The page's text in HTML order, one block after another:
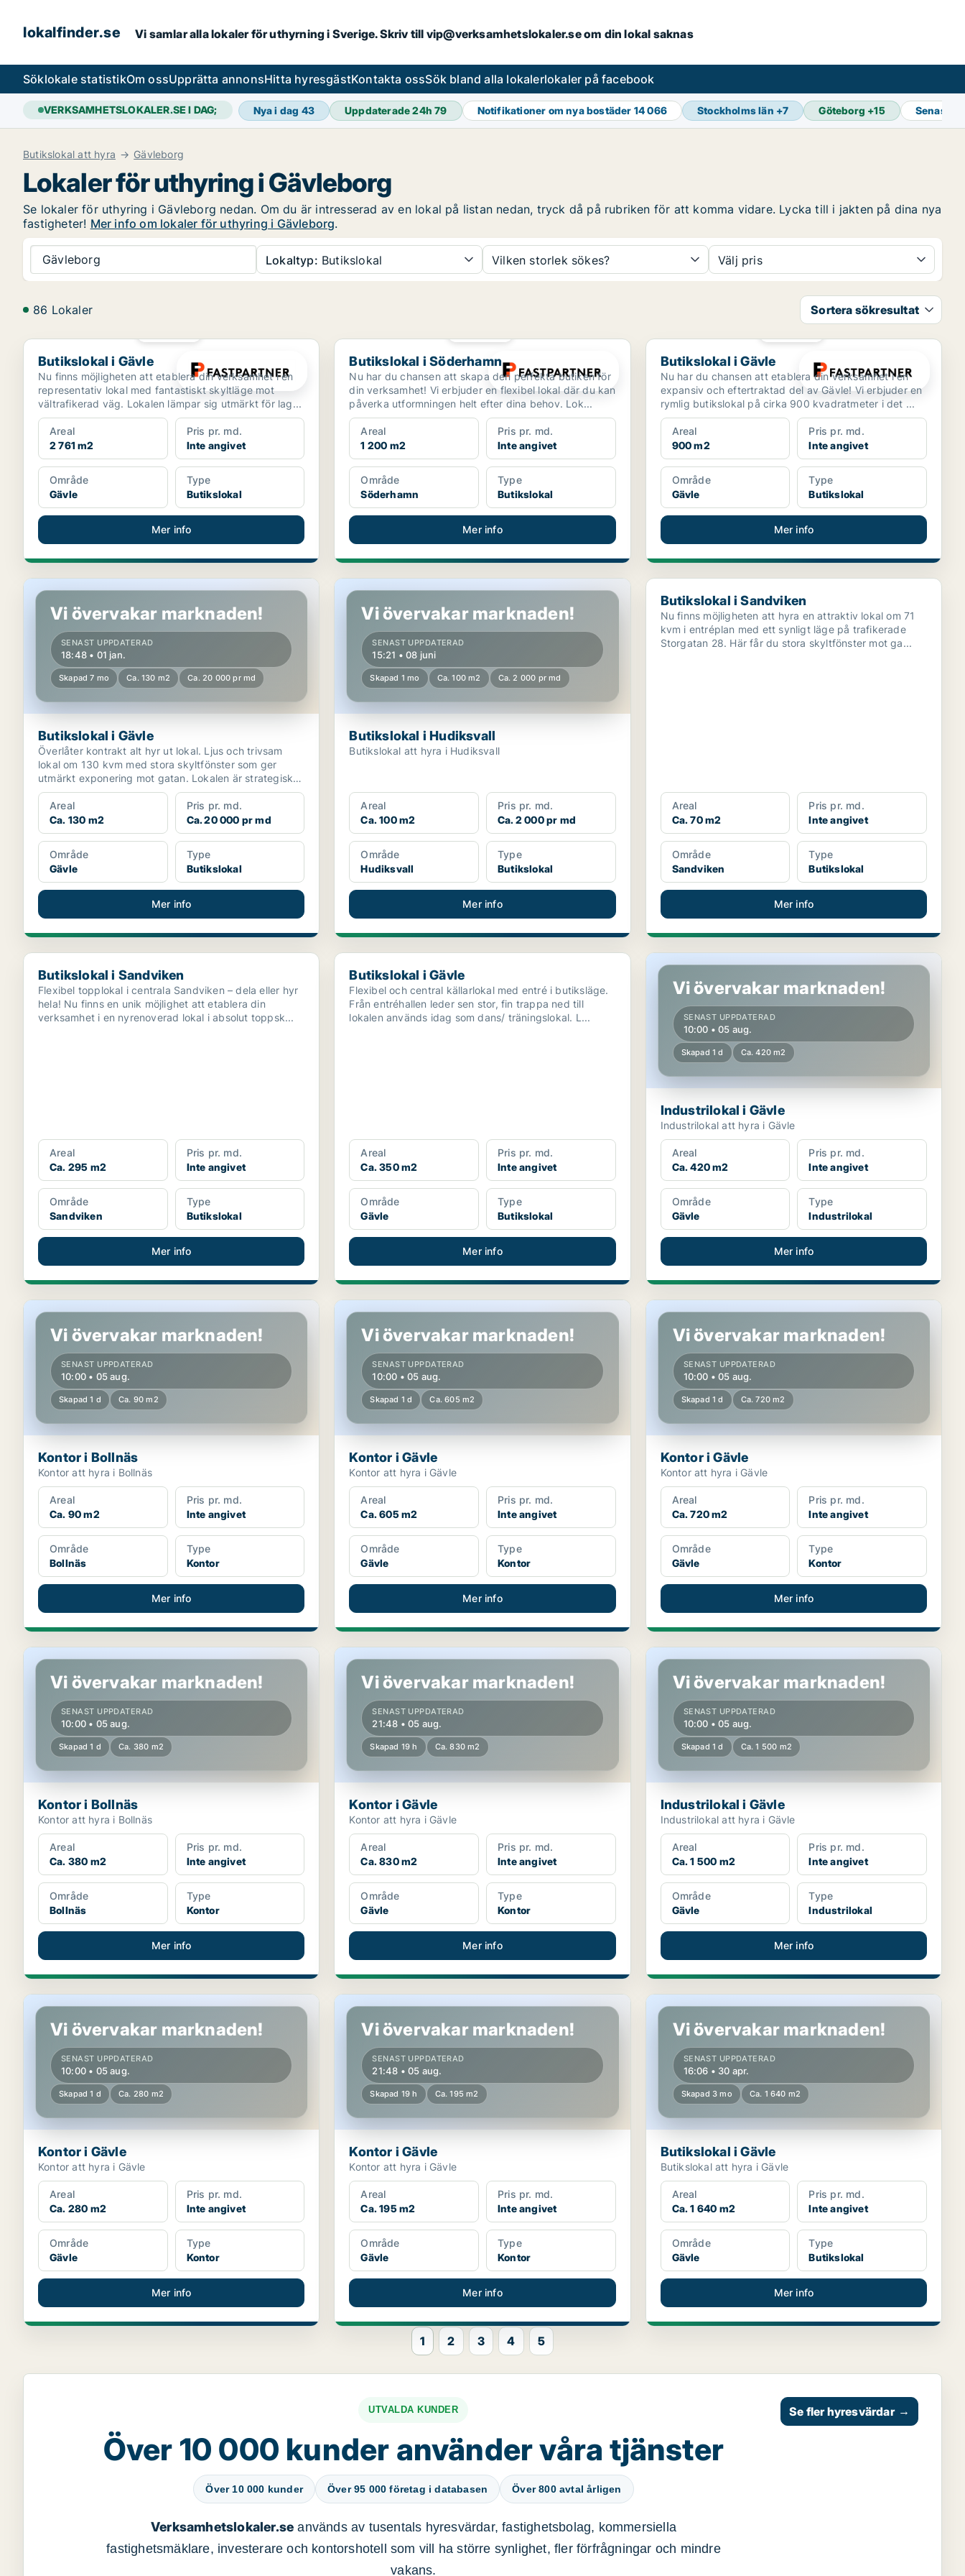
lokalfinder.se Vi samlar alla lokaler för uthyrning i Sverige. Skriv till vip@verksamhetslokaler.se om din lokal saknas
Söklokale statistikOm ossUpprätta annonsHitta hyresgästKontakta ossSök bland alla lokalerlokaler på facebook
VERKSAMHETSLOKALER.SE I DAG; Nya i dag 43 Uppdaterade 24h79 Notifikationer om nya bostäder 14 066 Stockholms län +7 Göteborg +15 Senaste
Butikslokal att hyra Gävleborg
Lokaler för uthyring i Gävleborg
Se lokaler för uthyring i Gävleborg nedan. Om du är intresserad av en lokal på listan nedan, tryck då på rubriken för att komma vidare. Lycka till i jakten på dina nya
fastigheter! Mer info om lokaler för uthyring i Gävleborg.
Gävleborg Lokaltyp: Butikslokal Vilken storlek sökes? Välj pris
86 Lokaler Sortera sökresultat
Butikslokal i Gävle
Butikslokal i Gävle
Nu finns möjligheten att etablera din verksamhet i en
representativ lokal med fantastiskt skyltläge mot
vältrafikerad väg. Lokalen lämpar sig utmärkt för lag...
Areal
2 761 m2
Pris pr. md.
Inte angivet
Område
Gävle
Type
Butikslokal
Mer info
Butikslokal i Söderhamn
Butikslokal i Söderhamn
Nu har du chansen att skapa den perfekta butiken för
din verksamhet! Vi erbjuder en flexibel lokal där du kan
påverka utformningen helt efter dina behov. Lok...
Areal
1 200 m2
Pris pr. md.
Inte angivet
Område
Söderhamn
Type
Butikslokal
Mer info
Butikslokal i Gävle
Butikslokal i Gävle
Nu har du chansen att etablera din verksamhet i en
expansiv och eftertraktad del av Gävle! Vi erbjuder en
rymlig butikslokal på cirka 900 kvadratmeter i det ...
Areal
900 m2
Pris pr. md.
Inte angivet
Område
Gävle
Type
Butikslokal
Mer info
Butikslokal i Gävle
Vi övervakar marknaden!
SENAST UPPDATERAD
18:48 • 01 jan.
Skapad 7 mo Ca. 130 m2 Ca. 20 000 pr md
Butikslokal i Gävle
Överlåter kontrakt alt hyr ut lokal. Ljus och trivsam
lokal om 130 kvm med stora skyltfönster som ger
utmärkt exponering mot gatan. Lokalen är strategiskt
be...
Areal
Ca. 130 m2
Pris pr. md.
Ca. 20 000 pr md
Område
Gävle
Type
Butikslokal
Mer info
Butikslokal i Hudiksvall
Vi övervakar marknaden!
SENAST UPPDATERAD
15:21 • 08 juni
Skapad 1 mo Ca. 100 m2 Ca. 2 000 pr md
Butikslokal i Hudiksvall
Butikslokal att hyra i Hudiksvall
Areal
Ca. 100 m2
Pris pr. md.
Ca. 2 000 pr md
Område
Hudiksvall
Type
Butikslokal
Mer info
Butikslokal i Sandviken
Butikslokal i Sandviken
Nu finns möjligheten att hyra en attraktiv lokal om 71
kvm i entréplan med ett synligt läge på trafikerade
Storgatan 28. Här får du stora skyltfönster mot ga...
Areal
Ca. 70 m2
Pris pr. md.
Inte angivet
Område
Sandviken
Type
Butikslokal
Mer info
Butikslokal i Sandviken
Butikslokal i Sandviken
Flexibel topplokal i centrala Sandviken – dela eller hyr
hela! Nu finns en unik möjlighet att etablera din
verksamhet i en nyrenoverad lokal i absolut toppsk...
Areal
Ca. 295 m2
Pris pr. md.
Inte angivet
Område
Sandviken
Type
Butikslokal
Mer info
Butikslokal i Gävle
Butikslokal i Gävle
Flexibel och central källarlokal med entré i butiksläge.
Från entréhallen leder sen stor, fin trappa ned till
lokalen används idag som dans/ träningslokal. L...
Areal
Ca. 350 m2
Pris pr. md.
Inte angivet
Område
Gävle
Type
Butikslokal
Mer info
Industrilokal i Gävle
Vi övervakar marknaden!
SENAST UPPDATERAD
10:00 • 05 aug.
Skapad 1 d Ca. 420 m2
Industrilokal i Gävle
Industrilokal att hyra i Gävle
Areal
Ca. 420 m2
Pris pr. md.
Inte angivet
Område
Gävle
Type
Industrilokal
Mer info
Kontor i Bollnäs
Vi övervakar marknaden!
SENAST UPPDATERAD
10:00 • 05 aug.
Skapad 1 d Ca. 90 m2
Kontor i Bollnäs
Kontor att hyra i Bollnäs
Areal
Ca. 90 m2
Pris pr. md.
Inte angivet
Område
Bollnäs
Type
Kontor
Mer info
Kontor i Gävle
Vi övervakar marknaden!
SENAST UPPDATERAD
10:00 • 05 aug.
Skapad 1 d Ca. 605 m2
Kontor i Gävle
Kontor att hyra i Gävle
Areal
Ca. 605 m2
Pris pr. md.
Inte angivet
Område
Gävle
Type
Kontor
Mer info
Kontor i Gävle
Vi övervakar marknaden!
SENAST UPPDATERAD
10:00 • 05 aug.
Skapad 1 d Ca. 720 m2
Kontor i Gävle
Kontor att hyra i Gävle
Areal
Ca. 720 m2
Pris pr. md.
Inte angivet
Område
Gävle
Type
Kontor
Mer info
Kontor i Bollnäs
Vi övervakar marknaden!
SENAST UPPDATERAD
10:00 • 05 aug.
Skapad 1 d Ca. 380 m2
Kontor i Bollnäs
Kontor att hyra i Bollnäs
Areal
Ca. 380 m2
Pris pr. md.
Inte angivet
Område
Bollnäs
Type
Kontor
Mer info
Kontor i Gävle
Vi övervakar marknaden!
SENAST UPPDATERAD
21:48 • 05 aug.
Skapad 19 h Ca. 830 m2
Kontor i Gävle
Kontor att hyra i Gävle
Areal
Ca. 830 m2
Pris pr. md.
Inte angivet
Område
Gävle
Type
Kontor
Mer info
Industrilokal i Gävle
Vi övervakar marknaden!
SENAST UPPDATERAD
10:00 • 05 aug.
Skapad 1 d Ca. 1 500 m2
Industrilokal i Gävle
Industrilokal att hyra i Gävle
Areal
Ca. 1 500 m2
Pris pr. md.
Inte angivet
Område
Gävle
Type
Industrilokal
Mer info
Kontor i Gävle
Vi övervakar marknaden!
SENAST UPPDATERAD
10:00 • 05 aug.
Skapad 1 d Ca. 280 m2
Kontor i Gävle
Kontor att hyra i Gävle
Areal
Ca. 280 m2
Pris pr. md.
Inte angivet
Område
Gävle
Type
Kontor
Mer info
Kontor i Gävle
Vi övervakar marknaden!
SENAST UPPDATERAD
21:48 • 05 aug.
Skapad 19 h Ca. 195 m2
Kontor i Gävle
Kontor att hyra i Gävle
Areal
Ca. 195 m2
Pris pr. md.
Inte angivet
Område
Gävle
Type
Kontor
Mer info
Butikslokal i Gävle
Vi övervakar marknaden!
SENAST UPPDATERAD
16:06 • 30 apr.
Skapad 3 mo Ca. 1 640 m2
Butikslokal i Gävle
Butikslokal att hyra i Gävle
Areal
Ca. 1 640 m2
Pris pr. md.
Inte angivet
Område
Gävle
Type
Butikslokal
Mer info
1 2 3 4 5
UTVALDA KUNDER
Över 10 000 kunder använder våra tjänster
Över 10 000 kunder Över 95 000 företag i databasen Över 800 avtal årligen
Verksamhetslokaler.se används av tusentals hyresvärdar, fastighetsbolag, kommersiella
fastighetsmäklare, investerare och kontorshotell som vill ha större synlighet, fler förfrågningar och mindre
vakans.
Se fler hyresvärdar →